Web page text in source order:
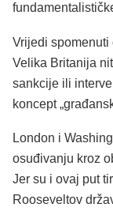
Vrijedi
Velika Britanija
sankcije ili
koncept
London i
osuđivanju kroz
Jer su i ovaj put
Rooseveltov